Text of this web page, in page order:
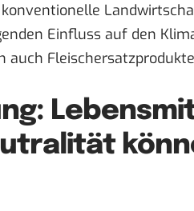
konventionelle
Einfluss auf den
auch